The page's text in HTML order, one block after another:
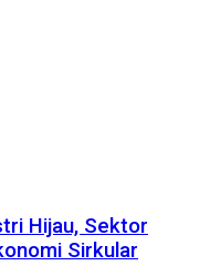
Hijau, Sektor
Sirkular